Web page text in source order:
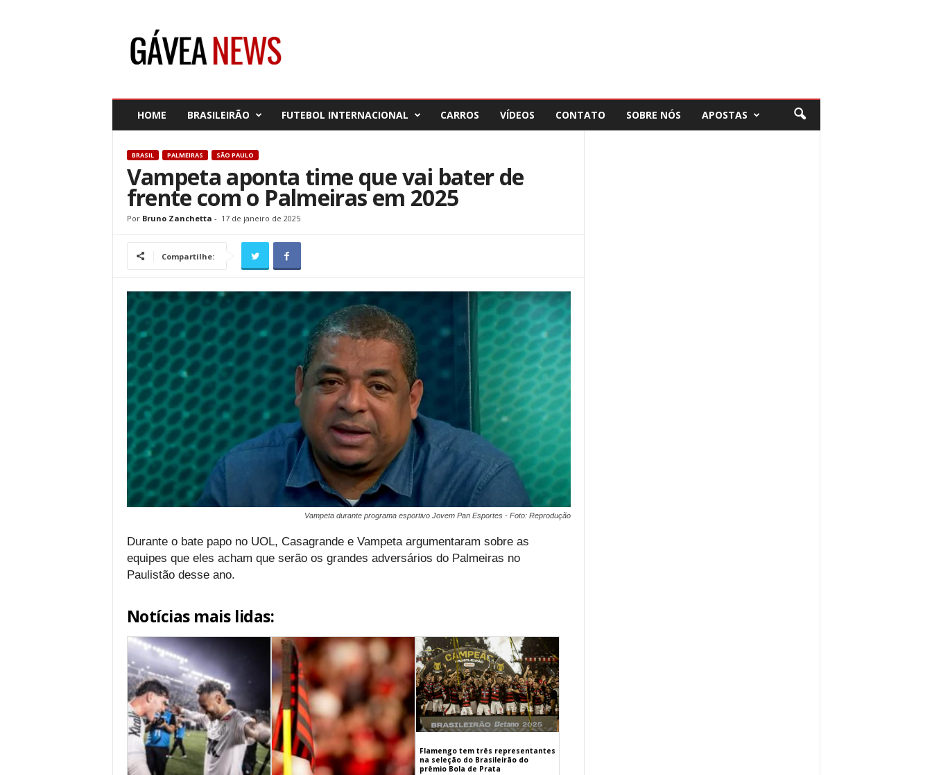
HOME BRASILEIRÃO FUTEBOL INTERNACIONAL CARROS VÍDEOS CONTATO SOBRE NÓS APOSTAS
BRASIL PALMEIRAS SÃO PAULO
Vampeta aponta time que vai bater de
frente com o Palmeiras em 2025
Por Bruno Zanchetta - 17 de janeiro de 2025
Compartilhe:
Vampeta durante programa esportivo Jovem Pan Esportes - Foto: Reprodução
Durante o bate papo no UOL, Casagrande e Vampeta argumentaram sobre as
equipes que eles acham que serão os grandes adversários do Palmeiras no
Paulistão desse ano.
Notícias mais lidas:
Flamengo tem três representantes
na seleção do Brasileirão do
prêmio Bola de Prata